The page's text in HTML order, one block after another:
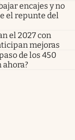
encajes y no
el repunte del
el 2027 con
mejoras
de los 450
ahora?